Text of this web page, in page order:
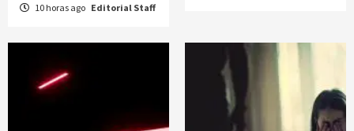
10 horas ago Editorial Staff